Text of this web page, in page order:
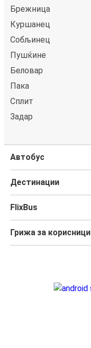
Брежница
Куршанец
Собљинец
Пушќине
Беловар
Пака
Сплит
Задар
Автобус
Дестинации
FlixBus
Грижа за корисници